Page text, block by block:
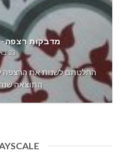
מדבקות רצפה-
23 באוקטובר 2022
החלטתם לשנות את הרצפה
התוצאה